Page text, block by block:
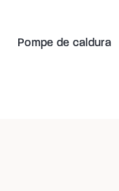
Pompe de caldura